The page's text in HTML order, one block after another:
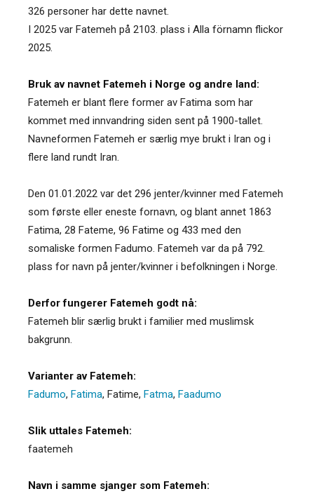
326 personer har dette navnet.
I 2025 var Fatemeh på 2103. plass i Alla förnamn flickor
2025.
Bruk av navnet Fatemeh i Norge og andre land:
Fatemeh er blant flere former av Fatima som har
kommet med innvandring siden sent på 1900-tallet.
Navneformen Fatemeh er særlig mye brukt i Iran og i
flere land rundt Iran.
Den 01.01.2022 var det 296 jenter/kvinner med Fatemeh
som første eller eneste fornavn, og blant annet 1863
Fatima, 28 Fateme, 96 Fatime og 433 med den
somaliske formen Fadumo. Fatemeh var da på 792.
plass for navn på jenter/kvinner i befolkningen i Norge.
Derfor fungerer Fatemeh godt nå:
Fatemeh blir særlig brukt i familier med muslimsk
bakgrunn.
Varianter av Fatemeh:
Fadumo, Fatima, Fatime, Fatma, Faadumo
Slik uttales Fatemeh:
faatemeh
Navn i samme sjanger som Fatemeh: